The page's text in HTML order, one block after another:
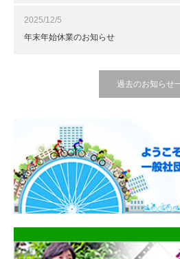
2025/12/5
年末年始休業のお知らせ
過去のお知らせ